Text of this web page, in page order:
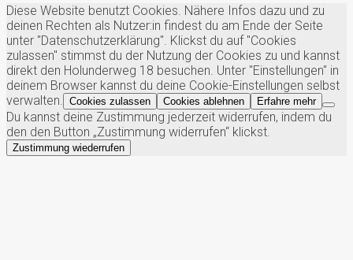
Diese Website benutzt Cookies. Nähere Infos dazu und zu
deinen Rechten als Nutzer:in findest du am Ende der Seite
unter "Datenschutzerklärung". Klickst du auf "Cookies
zulassen" stimmst du der Nutzung der Cookies zu und kannst
direkt den Holunderweg 18 besuchen. Unter "Einstellungen" in
deinem Browser kannst du deine Cookie-Einstellungen selbst
verwalten. Cookies zulassen Cookies ablehnen Erfahre mehr
Du kannst deine Zustimmung jederzeit widerrufen, indem du
den den Button „Zustimmung widerrufen“ klickst.
Zustimmung wiederrufen